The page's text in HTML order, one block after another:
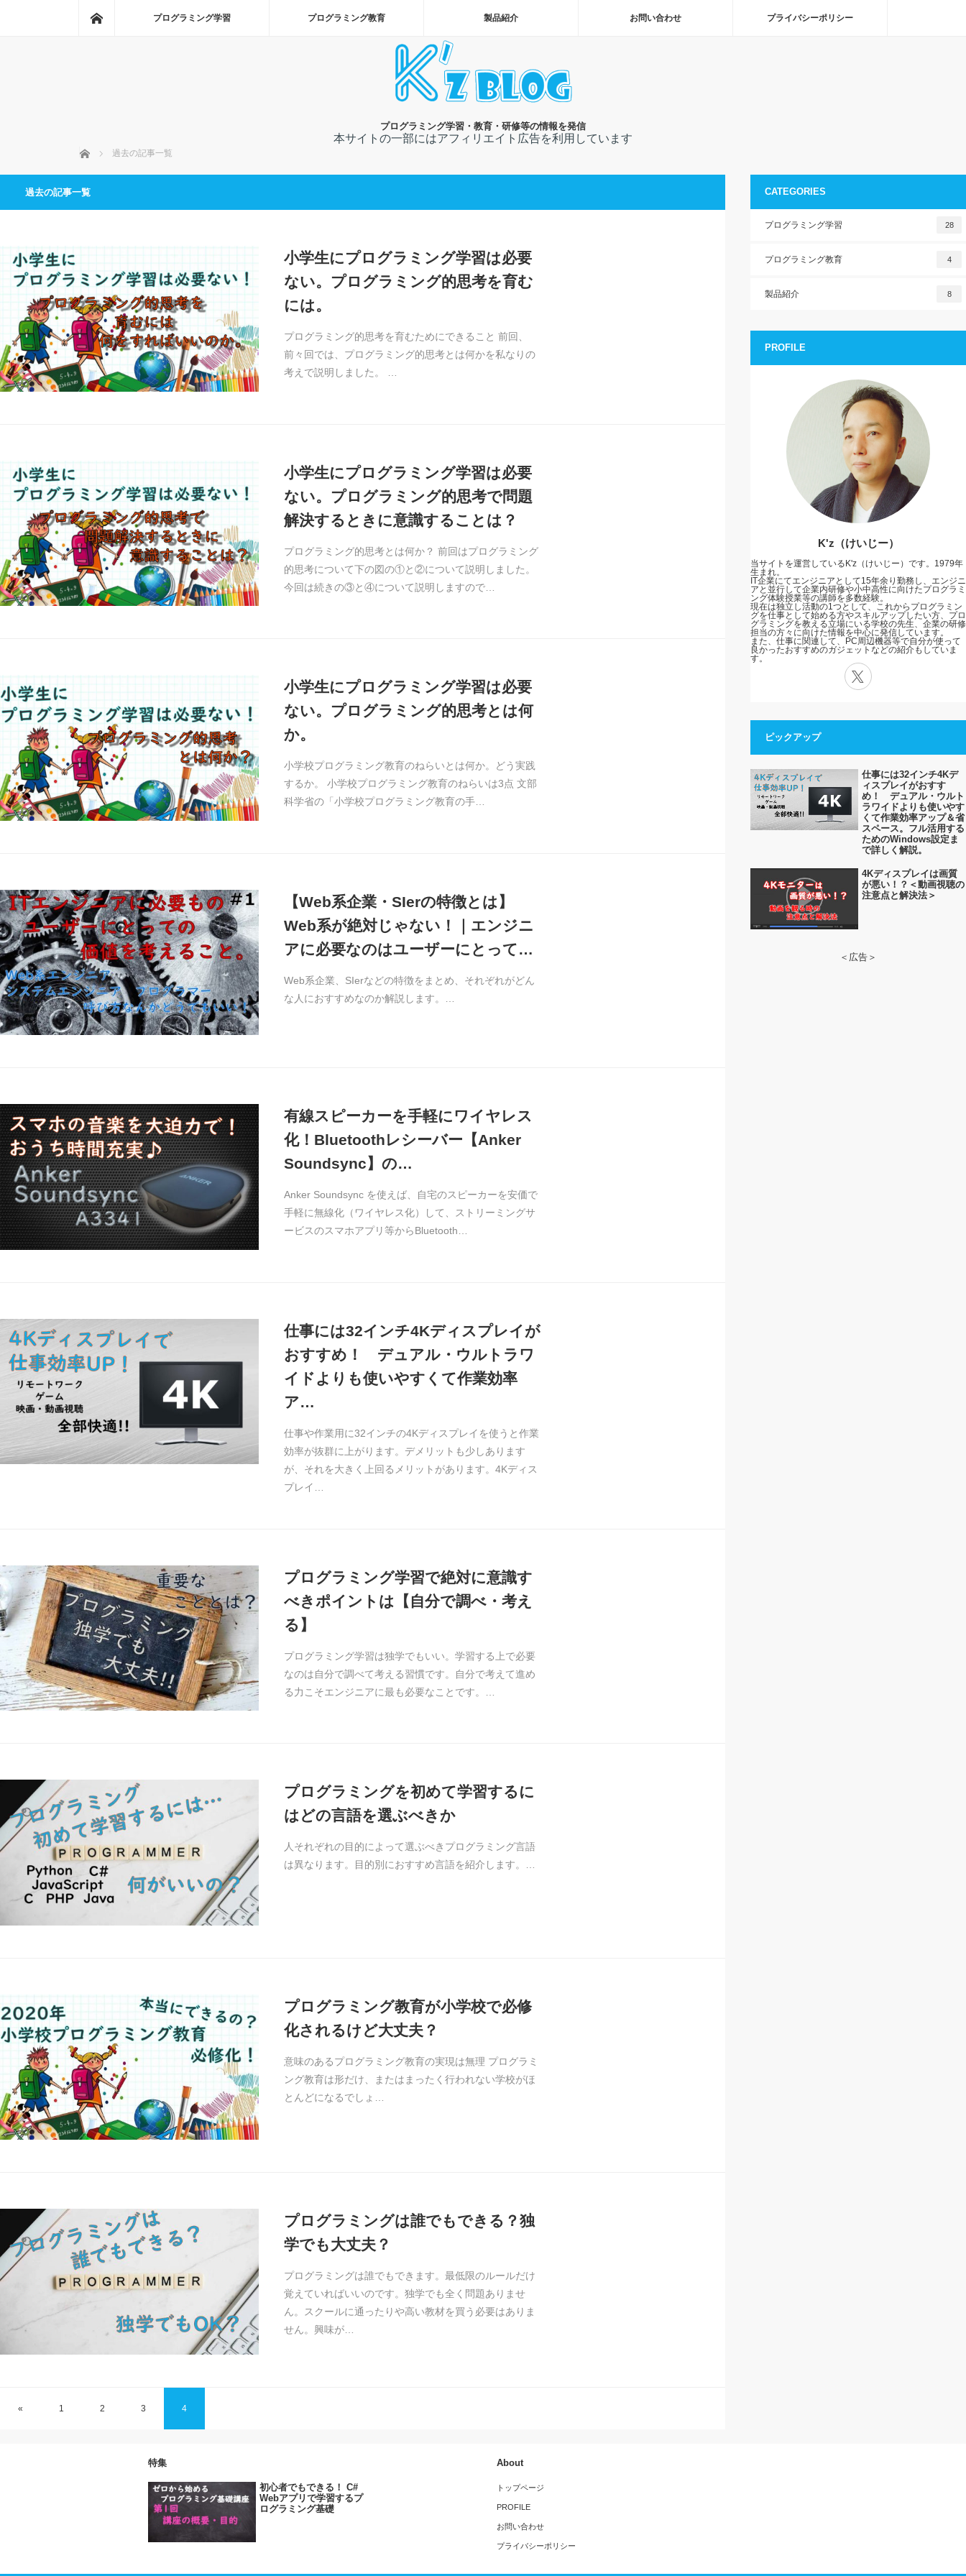
プログラミング学習 プログラミング教育 製品紹介 お問い合わせ プライバシーポリシー
プログラミング学習・教育・研修等の情報を発信
本サイトの一部にはアフィリエイト広告を利用しています
ホーム 過去の記事一覧
過去の記事一覧
小学生にプログラミング学習は必要
ない。プログラミング的思考を育む
には。
プログラミング的思考を育むためにできること 前回、
前々回では、プログラミング的思考とは何かを私なりの
考えで説明しました。 …
小学生にプログラミング学習は必要
ない。プログラミング的思考で問題
解決するときに意識することは？
プログラミング的思考とは何か？ 前回はプログラミング
的思考について下の図の①と②について説明しました。
今回は続きの③と④について説明しますので…
小学生にプログラミング学習は必要
ない。プログラミング的思考とは何
か。
小学校プログラミング教育のねらいとは何か。どう実践
するか。 小学校プログラミング教育のねらいは3点 文部
科学省の「小学校プログラミング教育の手…
【Web系企業・SIerの特徴とは】
Web系が絶対じゃない！｜エンジニ
アに必要なのはユーザーにとって…
Web系企業、SIerなどの特徴をまとめ、それぞれがどん
な人におすすめなのか解説します。…
有線スピーカーを手軽にワイヤレス
化！Bluetoothレシーバー【Anker
Soundsync】の…
Anker Soundsync を使えば、自宅のスピーカーを安価で
手軽に無線化（ワイヤレス化）して、ストリーミングサ
ービスのスマホアプリ等からBluetooth…
仕事には32インチ4Kディスプレイが
おすすめ！ デュアル・ウルトラワ
イドよりも使いやすくて作業効率
ア…
仕事や作業用に32インチの4Kディスプレイを使うと作業
効率が抜群に上がります。デメリットも少しあります
が、それを大きく上回るメリットがあります。4Kディス
プレイ…
プログラミング学習で絶対に意識す
べきポイントは【自分で調べ・考え
る】
プログラミング学習は独学でもいい。学習する上で必要
なのは自分で調べて考える習慣です。自分で考えて進め
る力こそエンジニアに最も必要なことです。…
プログラミングを初めて学習するに
はどの言語を選ぶべきか
人それぞれの目的によって選ぶべきプログラミング言語
は異なります。目的別におすすめ言語を紹介します。…
プログラミング教育が小学校で必修
化されるけど大丈夫？
意味のあるプログラミング教育の実現は無理 プログラミ
ング教育は形だけ、またはまったく行われない学校がほ
とんどになるでしょ…
プログラミングは誰でもできる？独
学でも大丈夫？
プログラミングは誰でもできます。最低限のルールだけ
覚えていればいいのです。独学でも全く問題ありませ
ん。スクールに通ったりや高い教材を買う必要はありま
せん。興味が…
« 1 2 3 4
CATEGORIES
プログラミング学習 28
プログラミング教育 4
製品紹介 8
PROFILE
K'z（けいじー）
当サイトを運営しているK'z（けいじー）です。1979年
生まれ。
IT企業にてエンジニアとして15年余り勤務し、エンジニ
アと並行して企業内研修や小中高性に向けたプログラミ
ング体験授業等の講師を多数経験。
現在は独立し活動の1つとして、これからプログラミン
グを仕事として始める方やスキルアップしたい方、プロ
グラミングを教える立場にいる学校の先生、企業の研修
担当の方々に向けた情報を中心に発信しています。
また、仕事に関連して、PC周辺機器等で自分が使って
良かったおすすめのガジェットなどの紹介もしていま
す。
ピックアップ
仕事には32インチ4Kデ
ィスプレイがおすす
め！ デュアル・ウルト
ラワイドよりも使いやす
くて作業効率アップ＆省
スペース。フル活用する
ためのWindows設定ま
で詳しく解説。
4Kディスプレイは画質
が悪い！？＜動画視聴の
注意点と解決法＞
特集
初心者でもできる！ C#
Webアプリで学習するプ
ログラミング基礎
About
トップページ
PROFILE
お問い合わせ
プライバシーポリシー